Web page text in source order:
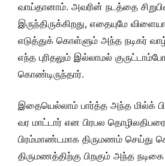
வாய்தானாம். அவரின் நடத்தை
இருந்திருக்கிறது, எதையுமே
எடுத்துக் கொள்ளும் அந்த நடிகர்
எந்த புரிதலும் இல்லாமல்
கொண்டிருந்தார்.
இதையெல்லாம் பார்த்த அந்த மில்க்
வர மாட்டார் என பிரபல
பிரம்மாண்டமாக திருமணம் செய்து
திருமணத்திற்கு பிறகும் அந்த